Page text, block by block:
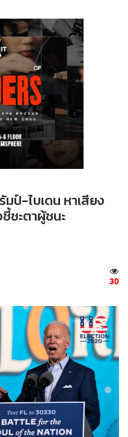
ป์-ไบเดน หาเสียง
ชะตาผู้ชนะ
30